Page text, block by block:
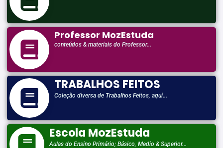
Professor MozEstuda
conteúdos & materiais do Professor...
TRABALHOS FEITOS
Coleção diversa de Trabalhos Feitos, aqui...
Escola MozEstuda
Aulas do Ensino Primário; Básico, Medio & Superior...